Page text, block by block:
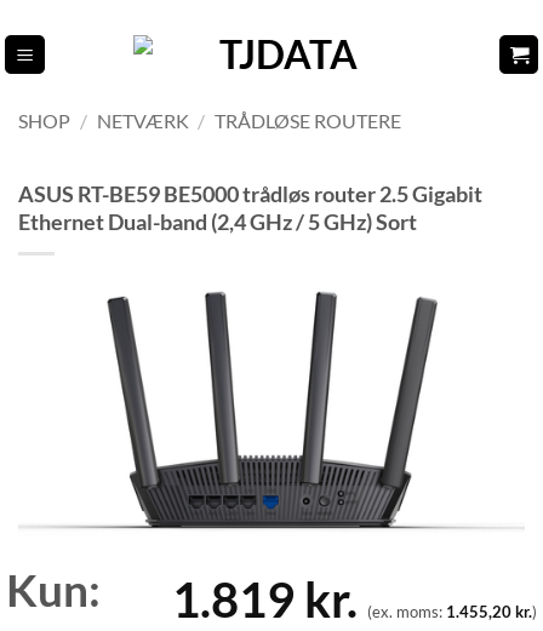
til
indhold
SHOP / NETVÆRK / TRÅDLØSE ROUTERE
ASUS RT-BE59 BE5000 trådløs router 2.5 Gigabit
Ethernet Dual-band (2,4 GHz / 5 GHz) Sort
Kun: 1.819 kr. (ex. moms: 1.455,20kr.)